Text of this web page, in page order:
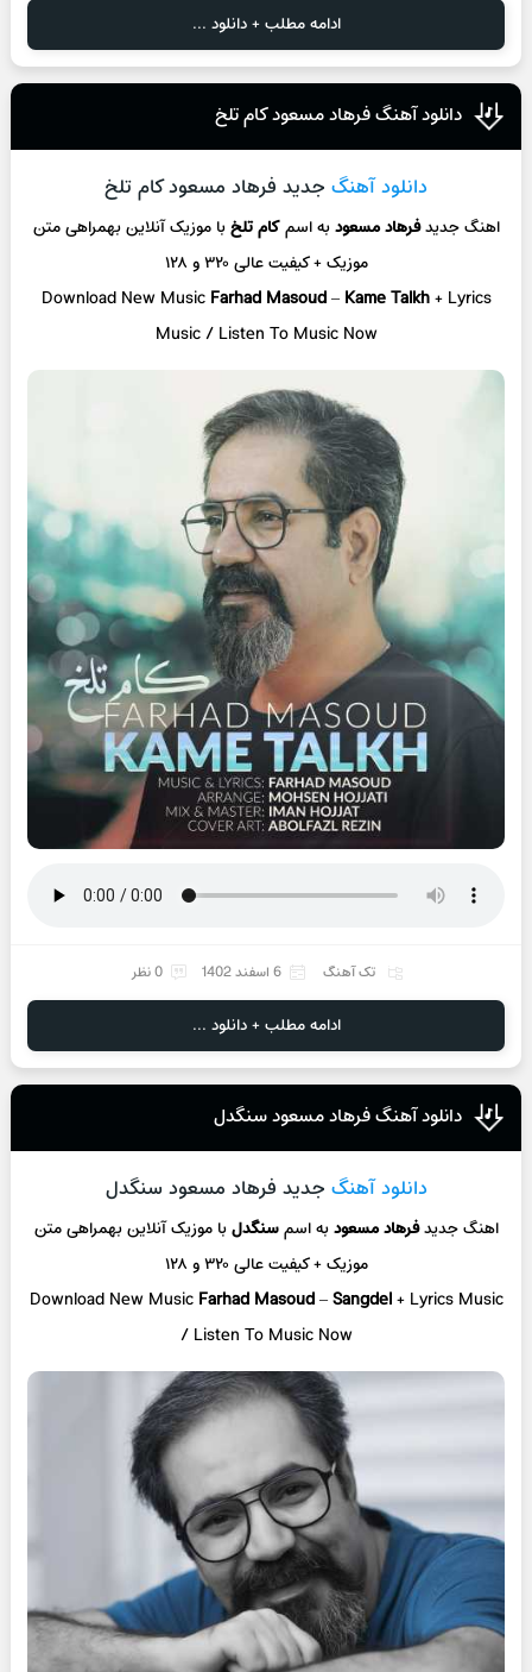
ادامه مطلب + دانلود ...
دانلود آهنگ فرهاد مسعود کام تلخ
دانلود آهنگ جدید فرهاد مسعود کام تلخ
اهنگ جدیدفرهاد مسعودبه اسمکام تلخبا موزیک آنلاینبهمراهی متن
موزیک + کیفیت عالی ۳۲۰ و ۱۲۸
Download New Music Farhad Masoud–Kame Talkh+ Lyrics
Music / Listen To Music Now
تک آهنگ 6 اسفند 1402 0 نظر
ادامه مطلب + دانلود ...
دانلود آهنگ فرهاد مسعود سنگدل
دانلود آهنگ جدید فرهاد مسعود سنگدل
اهنگ جدیدفرهاد مسعودبه اسمسنگدلبا موزیک آنلاینبهمراهی متن
موزیک + کیفیت عالی ۳۲۰ و ۱۲۸
Download New Music Farhad Masoud–Sangdel+ Lyrics Music
/ Listen To Music Now